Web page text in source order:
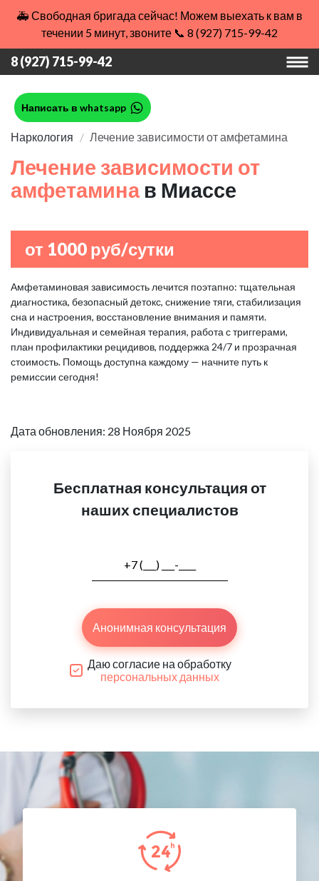
🚑 Свободная бригада сейчас! Можем выехать к вам в
течении 5 минут, звоните 📞 8 (927) 715-99-42
8 (927) 715-99-42
Написать в whatsapp
Наркология Лечение зависимости от амфетамина
Лечение зависимости от
амфетамина в Миассе
от 1000 руб/сутки
Амфетаминовая зависимость лечится поэтапно: тщательная
диагностика, безопасный детокс, снижение тяги, стабилизация
сна и настроения, восстановление внимания и памяти.
Индивидуальная и семейная терапия, работа с триггерами,
план профилактики рецидивов, поддержка 24/7 и прозрачная
стоимость. Помощь доступна каждому — начните путь к
ремиссии сегодня!
Дата обновления: 28 Ноября 2025
Бесплатная консультация от
наших специалистов
Анонимная консультация
Даю согласие на обработку
персональных данных